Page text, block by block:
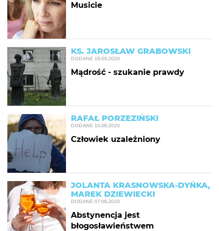
Musicie
KS. JAROSŁAW GRABOWSKI
DODANE 16.09.2020
Mądrość - szukanie prawdy
RAFAŁ PORZEZIŃSKI
DODANE 10.08.2020
Człowiek uzależniony
JOLANTA KRASNOWSKA-DYŃKA,
MAREK DZIEWIECKI
DODANE 07.08.2020
Abstynencja jest
błogosławieństwem